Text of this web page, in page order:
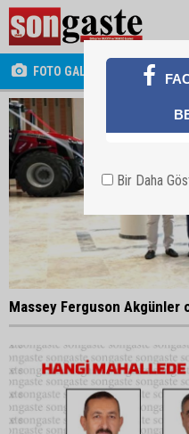
FOTO GALERİ
Massey Ferguson Akgünler
Bir Daha